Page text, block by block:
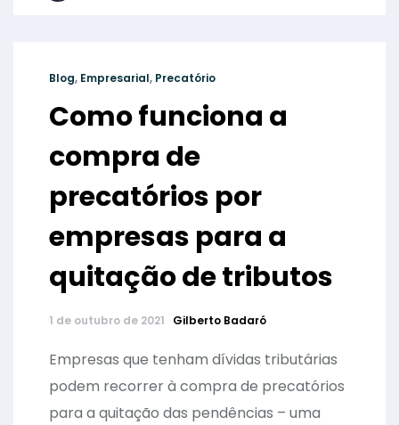
Blog, Empresarial, Precatório
Como funciona a
compra de
precatórios por
empresas para a
quitação de tributos
1 de outubro de 2021 Gilberto Badaró
Empresas que tenham dívidas tributárias
podem recorrer à compra de precatórios
para a quitação das pendências – uma